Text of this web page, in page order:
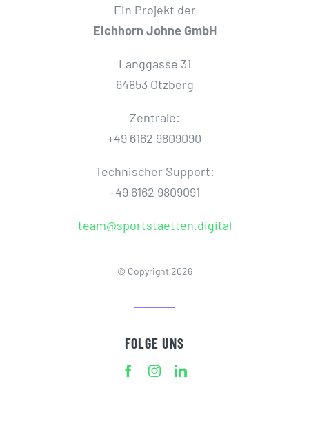
Ein Projekt der
Eichhorn Johne GmbH
Langgasse 31
64853 Otzberg
Zentrale:
+49 6162 9809090
Technischer Support:
+49 6162 9809091
team@sportstaetten.digital
© Copyright 2026
FOLGE UNS